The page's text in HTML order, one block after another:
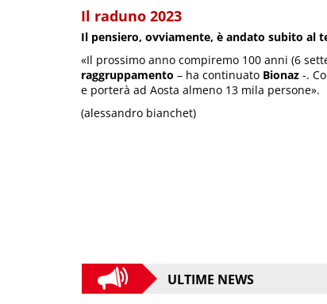
Il raduno 2023
Il pensiero, ovviamente, è andato subito al
«Il prossimo anno compiremo 100 anni (6
raggruppamento – ha continuato Bionaz -.
e porterà ad Aosta almeno 13 mila persone».
(alessandro bianchet)
ULTIME NEWS